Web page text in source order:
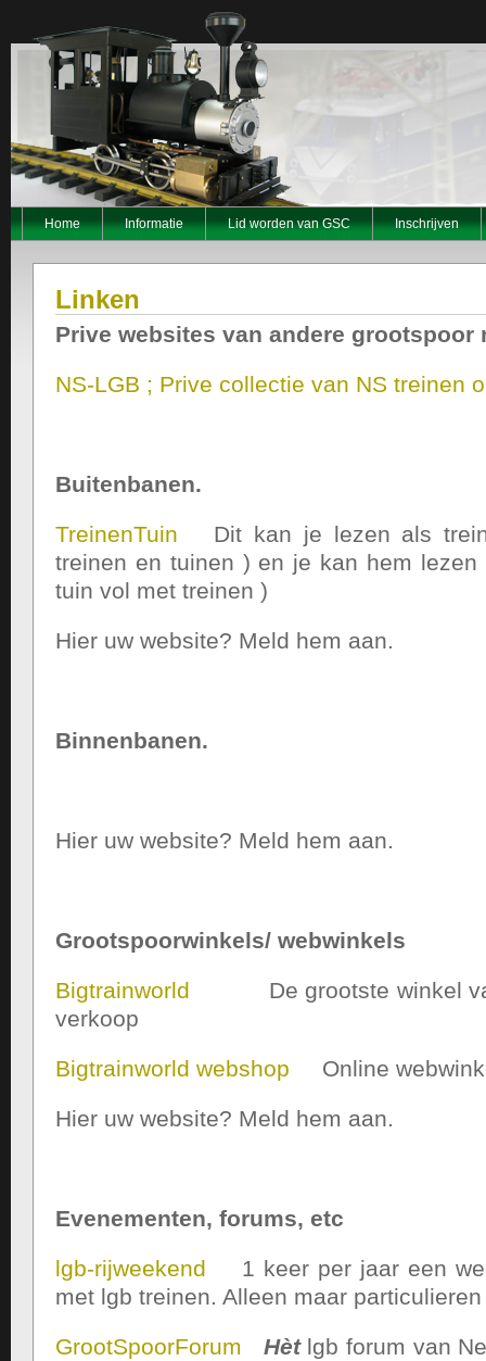
Home Informatie Lid worden van GSC Inschrijven
Linken
Prive websites van andere grootspoor
NS-LGB ; Prive collectie van NS treinen
Buitenbanen.
TreinenTuin Dit kan je lezen als
treinen en tuinen ) en je kan hem
tuin vol met treinen )
Hier uw website? Meld hem aan.
Binnenbanen.
Hier uw website? Meld hem aan.
Grootspoorwinkels/ webwinkels
Bigtrainworld De grootste winkel van
verkoop
Bigtrainworld webshop Online
Hier uw website? Meld hem aan.
Evenementen, forums, etc
lgb-rijweekend 1 keer per jaar een
met lgb treinen. Alleen maar
GrootSpoorForum
Hètlgb forum van